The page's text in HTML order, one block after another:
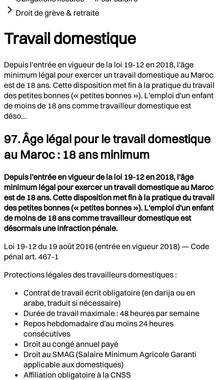
Droit de grève & retraite
Travail domestique
Depuis l'entrée en vigueur de la loi 19-12 en 2018, l'âge
minimum légal pour exercer un travail domestique au Maroc
est de 18 ans. Cette disposition met fin à la pratique du travail
des petites bonnes (« petites bonnes »). L'emploi d'un enfant
de moins de 18 ans comme travailleur domestique est
déso...
97. Âge légal pour le travail domestique
au Maroc : 18 ans minimum
Depuis l'entrée en vigueur de la loi 19-12 en 2018, l'âge
minimum légal pour exercer un travail domestique au Maroc
est de 18 ans. Cette disposition met fin à la pratique du travail
des petites bonnes (« petites bonnes »). L'emploi d'un enfant
de moins de 18 ans comme travailleur domestique est
désormais une infraction pénale.
Loi 19-12 du 19 août 2016 (entrée en vigueur 2018) — Code
pénal art. 467-1
Protections légales des travailleurs domestiques :
Contrat de travail écrit obligatoire (en darija ou en
arabe, traduit si nécessaire)
Durée de travail maximale : 48 heures par semaine
Repos hebdomadaire d'au moins 24 heures
consécutives
Droit au congé annuel payé
Droit au SMAG (Salaire Minimum Agricole Garanti
applicable aux domestiques)
Affiliation obligatoire à la CNSS